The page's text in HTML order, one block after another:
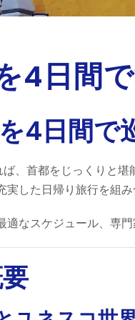
4日間
4日間で
ば、首都をじっくりと
した日帰り旅行を組み
適なスケジュール、専